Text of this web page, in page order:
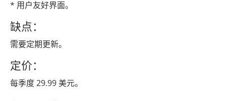
* 用户友好界面。
缺点：
需要定期更新。
定价：
每季度 29.99 美元。